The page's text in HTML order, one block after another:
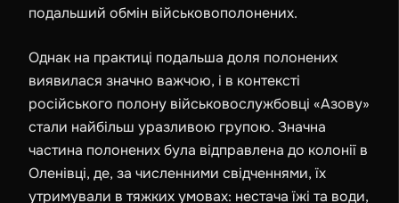
подальший обмін військовополонених.
Однак на практиці подальша доля полонених
виявилася значно важчою, і в контексті
російського полону військовослужбовці «Азову»
стали найбільш уразливою групою. Значна
частина полонених була відправлена до колонії в
Оленівці, де, за численними свідченнями, їх
утримували в тяжких умовах: нестача їжі та води,